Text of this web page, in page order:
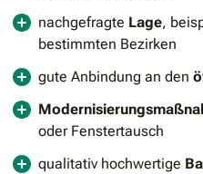
nachgefragte Lage,
bestimmten Bezirken
gute Anbindung an den
oder Fenstertausch
qualitativ hochwertige